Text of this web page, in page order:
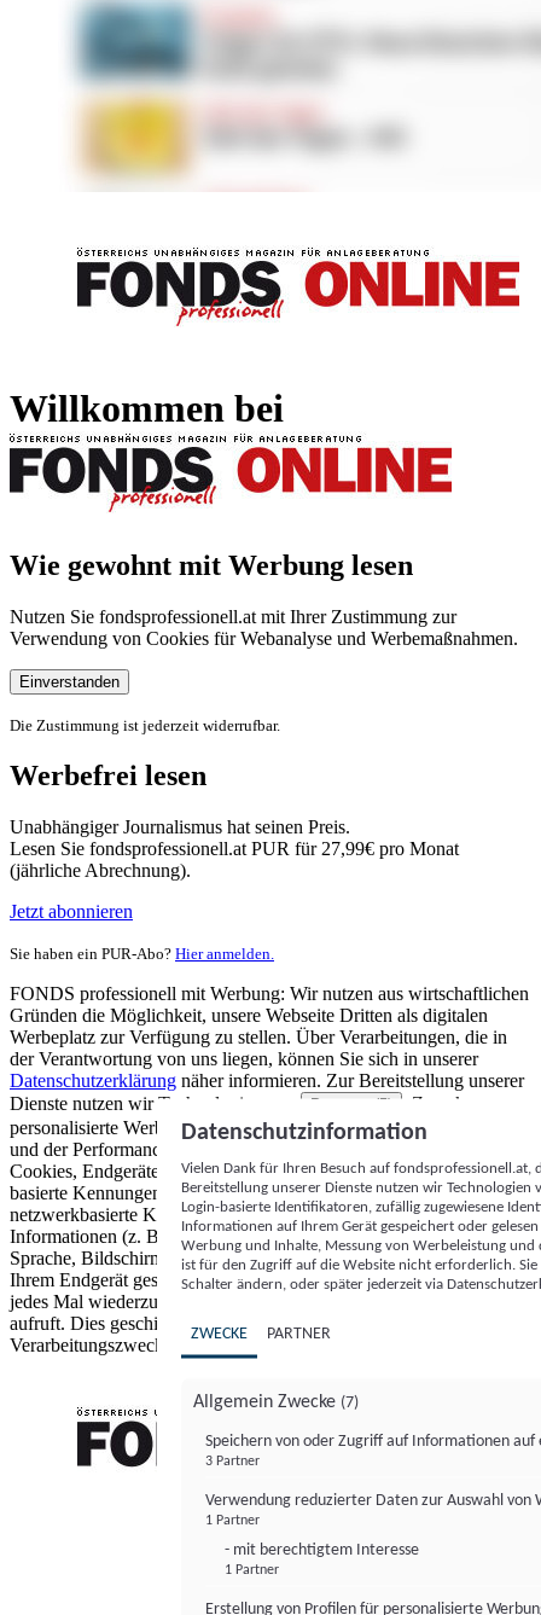
Willkommen bei
Wie gewohnt mit Werbung lesen
Nutzen Sie fondsprofessionell.at mit Ihrer Zustimmung zur
Verwendung von Cookies für Webanalyse und Werbemaßnahmen.
Einverstanden
Die Zustimmung ist jederzeit widerrufbar.
Werbefrei lesen
Unabhängiger Journalismus hat seinen Preis.
Lesen Sie fondsprofessionell.at PUR für 27,99€ pro Monat
(jährliche Abrechnung).
Jetzt abonnieren
Sie haben ein PUR-Abo? Hier anmelden.
FONDS professionell mit Werbung: Wir nutzen aus wirtschaftlichen
Gründen die Möglichkeit, unsere Webseite Dritten als digitalen
Werbeplatz zur Verfügung zu stellen. Über Verarbeitungen, die in
der Verantwortung von uns liegen, können Sie sich in unserer
Datenschutzerklärung näher informieren. Zur Bereitstellung unserer
Dienste nutzen wir Technologien von
Partnern (5)
. Zwecke:
personalisierte Werbung und Inhalte, Messung von Werbeleistung
und der Performance von Inhalten sowie Zielgruppenforschung.
Cookies, Endgeräte- oder ähnliche Online-Kennungen (z. B. login-
basierte Kennungen, zufällig generierte Kennungen,
netzwerkbasierte Kennungen) können zusammen mit anderen
Informationen (z. B. Browsertyp und Browserinformationen,
Sprache, Bildschirmgröße, unterstützte Technologien usw.) auf
Ihrem Endgerät gespeichert oder von dort ausgelesen werden, um es
jedes Mal wiederzuerkennen, wenn es eine App oder einer Webseite
aufruft. Dies geschieht für einen oder mehrere der hier aufgeführten
Verarbeitungszwecke.
Datenschutzinformation
Vielen Dank für Ihren Besuch auf
Bereitstellung unserer Dienste nutzen wir Technologien
Login-basierte Identifikatoren, zufällig zugewiesene
Informationen auf Ihrem Gerät gespeichert oder
Werbung und Inhalte, Messung von Werbeleistung
ist für den Zugriff auf die Website nicht erforderlich.
Schalter ändern, oder später jederzeit via
ZWECKE PARTNER
Allgemein Zwecke (7)
Speichern von oder Zugriff auf Informationen auf
3 Partner
Verwendung reduzierter Daten zur Auswahl von
1 Partner
- mit berechtigtem Interesse
1 Partner
Erstellung von Profilen für personalisierte
FONDS professionell